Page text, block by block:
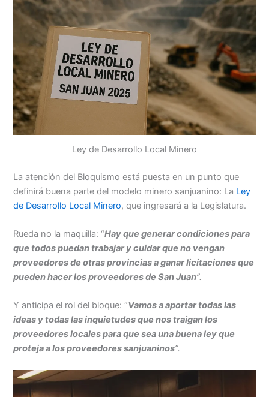
Ley de Desarrollo Local Minero
La atención del Bloquismo está puesta en un punto que
definirá buena parte del modelo minero sanjuanino: La Ley
de Desarrollo Local Minero, que ingresará a la Legislatura.
Rueda no la maquilla: “Hay que generar condiciones para
que todos puedan trabajar y cuidar que no vengan
proveedores de otras provincias a ganar licitaciones que
pueden hacer los proveedores de San Juan”.
Y anticipa el rol del bloque: “Vamos a aportar todas las
ideas y todas las inquietudes que nos traigan los
proveedores locales para que sea una buena ley que
proteja a los proveedores sanjuaninos”.